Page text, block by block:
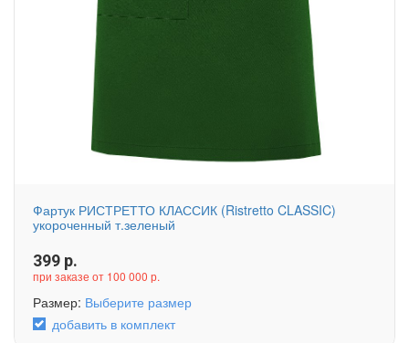
Фартук РИСТРЕТТО КЛАССИК (Ristretto CLASSIC)
укороченный т.зеленый
399 р.
при заказе от 100 000 р.
Размер: Выберите размер
добавить в комплект